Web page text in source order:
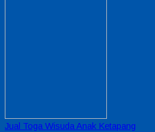
Jual Toga Wisuda Anak Ketapang